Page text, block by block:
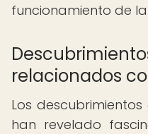
funcionamiento de
relacionados
Los
han revelado